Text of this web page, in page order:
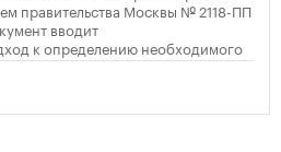
правительства Москвы № 2118-ПП
вводит
к определению необходимого
от площади квартир и
для уже согласованных